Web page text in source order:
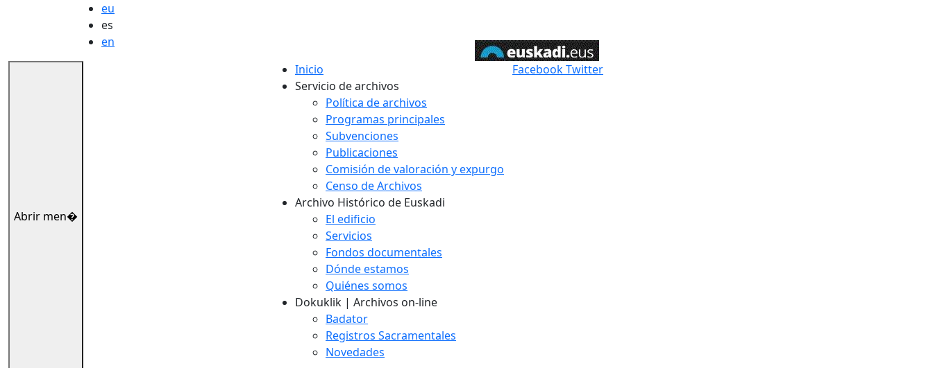
eu
es
en
Abrir men�
Inicio
Servicio de archivos
Política de archivos
Programas principales
Subvenciones
Publicaciones
Comisión de valoración y expurgo
Censo de Archivos
Archivo Histórico de Euskadi
El edificio
Servicios
Fondos documentales
Dónde estamos
Quiénes somos
Dokuklik | Archivos on-line
Badator
Registros Sacramentales
Novedades
FacebookTwitter